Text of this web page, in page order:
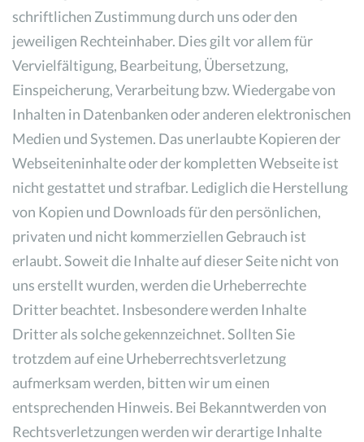
schriftlichen Zustimmung durch uns oder den
jeweiligen Rechteinhaber. Dies gilt vor allem für
Vervielfältigung, Bearbeitung, Übersetzung,
Einspeicherung, Verarbeitung bzw. Wiedergabe von
Inhalten in Datenbanken oder anderen elektronischen
Medien und Systemen. Das unerlaubte Kopieren der
Webseiteninhalte oder der kompletten Webseite ist
nicht gestattet und strafbar. Lediglich die Herstellung
von Kopien und Downloads für den persönlichen,
privaten und nicht kommerziellen Gebrauch ist
erlaubt. Soweit die Inhalte auf dieser Seite nicht von
uns erstellt wurden, werden die Urheberrechte
Dritter beachtet. Insbesondere werden Inhalte
Dritter als solche gekennzeichnet. Sollten Sie
trotzdem auf eine Urheberrechtsverletzung
aufmerksam werden, bitten wir um einen
entsprechenden Hinweis. Bei Bekanntwerden von
Rechtsverletzungen werden wir derartige Inhalte